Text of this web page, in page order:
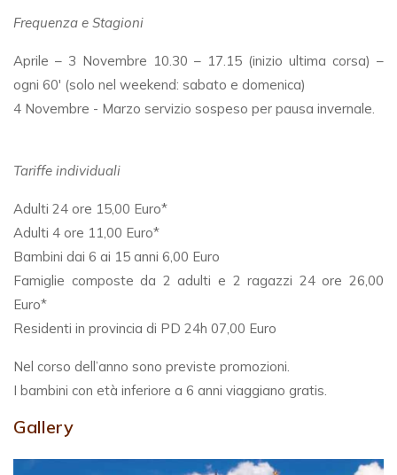
Frequenza e Stagioni
Aprile – 3 Novembre 10.30 – 17.15 (inizio ultima corsa) –
ogni 60′ (solo nel weekend: sabato e domenica)
4 Novembre - Marzo servizio sospeso per pausa invernale.
Tariffe individuali
Adulti 24 ore 15,00 Euro*
Adulti 4 ore 11,00 Euro*
Bambini dai 6 ai 15 anni 6,00 Euro
Famiglie composte da 2 adulti e 2 ragazzi 24 ore 26,00
Euro*
Residenti in provincia di PD 24h 07,00 Euro
Nel corso dell’anno sono previste promozioni.
I bambini con età inferiore a 6 anni viaggiano gratis.
Gallery